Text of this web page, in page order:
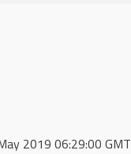
2019 06:29:00 GMT